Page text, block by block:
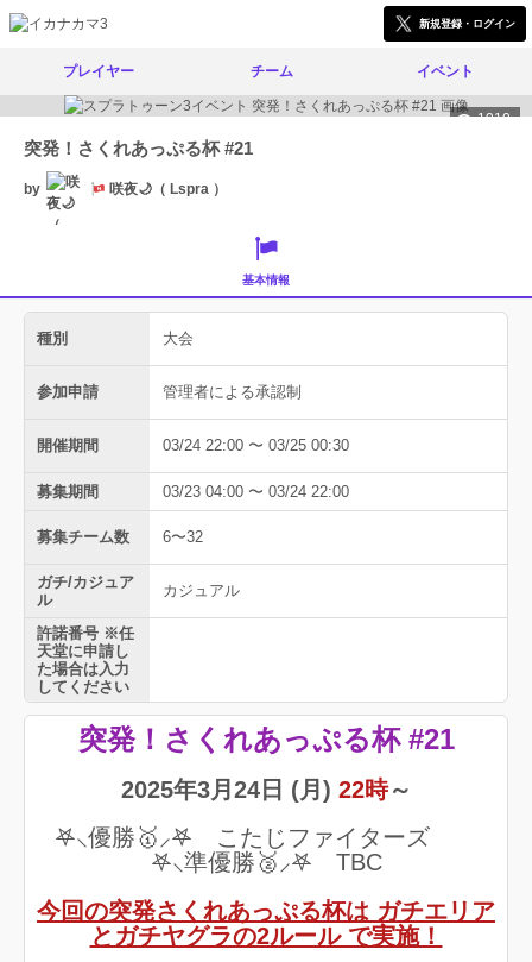
新規登録・ログイン
プレイヤー チーム イベント
1010
突発！さくれあっぷる杯 #21
by 咲夜🌙（ Lspra ）
基本情報
種別 大会
参加申請 管理者による承認制
開催期間 03/24 22:00 〜 03/25 00:30
募集期間 03/23 04:00 〜 03/24 22:00
募集チーム数 6〜32
ガチ/カジュア
ル
カジュアル
許諾番号 ※任
天堂に申請し
た場合は入力
してください
突発！さくれあっぷる杯 #21
2025年3月24日 (月) 22時～
𖤐⸜優勝🥇⸝𖤐 こたじファイターズ
𖤐⸜準優勝🥈⸝𖤐 TBC
今回の突発さくれあっぷる杯は ガチエリア
とガチヤグラの2ルール で実施！